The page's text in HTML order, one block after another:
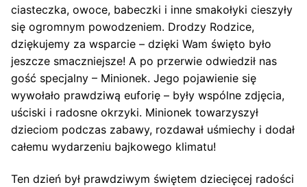
ciasteczka, owoce, babeczki i inne smakołyki cieszyły
się ogromnym powodzeniem. Drodzy Rodzice,
dziękujemy za wsparcie – dzięki Wam święto było
jeszcze smaczniejsze! A po przerwie odwiedził nas
gość specjalny – Minionek. Jego pojawienie się
wywołało prawdziwą euforię – były wspólne zdjęcia,
uściski i radosne okrzyki. Minionek towarzyszył
dzieciom podczas zabawy, rozdawał uśmiechy i dodał
całemu wydarzeniu bajkowego klimatu!
Ten dzień był prawdziwym świętem dziecięcej radości